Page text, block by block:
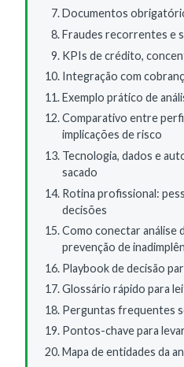
Documentos
Fraudes recorrentes e
KPIs de crédito,
Integração com
Exemplo prático de
Comparativo entre
implicações de risco
Tecnologia, dados e
sacado
Rotina profissional:
decisões
Como conectar análise
prevenção de
Playbook de decisão
Glossário rápido para
Perguntas frequentes
Pontos-chave para
Mapa de entidades da